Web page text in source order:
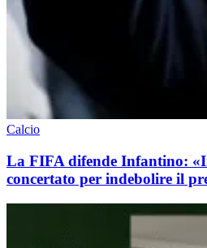
Calcio
La FIFA difende Infantino:
concertato per indebolire il